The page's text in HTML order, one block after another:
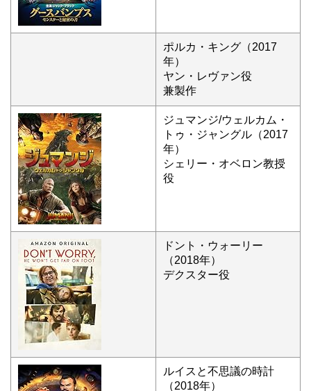
ポルカ・キング（2017
年）
ヤン・レヴァン役
兼製作
ジュマンジ/ウェルカム・
トゥ・ジャングル（2017
年）
シェリー・オベロン教授
役
ドント・ウォーリー
（2018年）
デクスター役
ルイスと不思議の時計
（2018年）